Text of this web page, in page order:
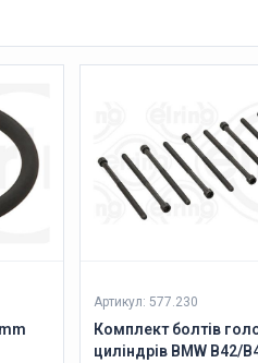
Артикул: 577.230
Комплект болтів
циліндрів BMW B42/